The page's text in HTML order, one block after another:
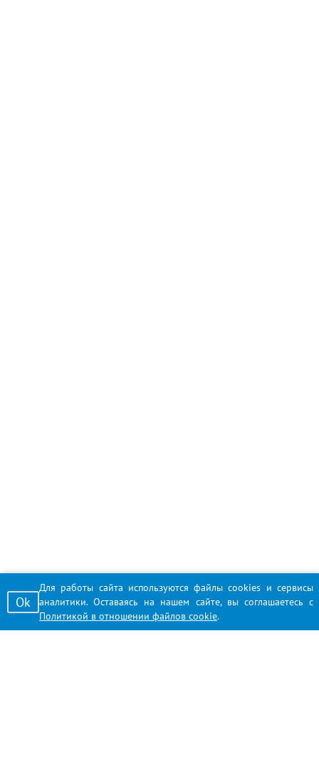
Для работы сайта используются файлы cookies и сервисы
аналитики. Оставаясь на нашем сайте, вы соглашаетесь с
Политикой в отношении файлов cookie.
Ok